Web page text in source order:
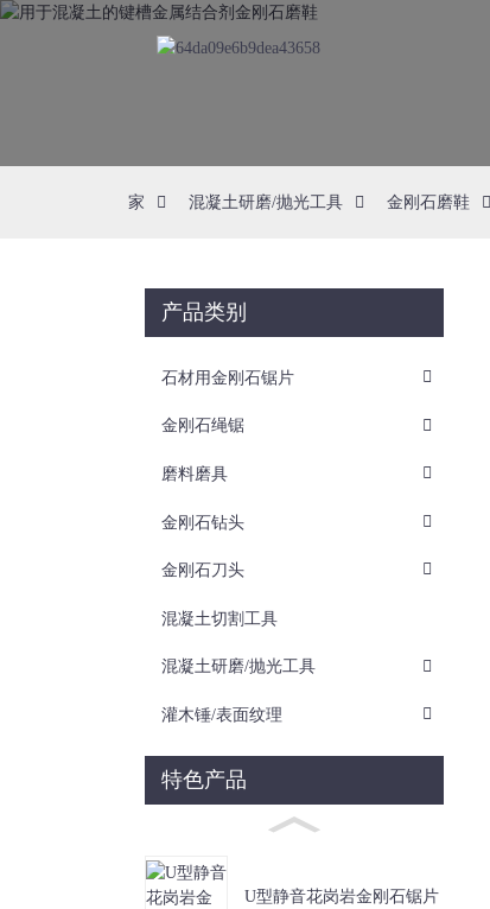
家 混凝土研磨/抛光工具 金刚石磨鞋
产品类别
石材用金刚石锯片
金刚石绳锯
磨料磨具
金刚石钻头
金刚石刀头
混凝土切割工具
混凝土研磨/抛光工具
灌木锤/表面纹理
特色产品
U型静音花岗岩金刚石锯片
Loading...
Loading...